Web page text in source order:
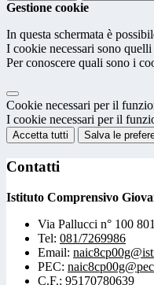
Gestione cookie
In questa schermata è
I cookie necessari sono
Per conoscere quali sono i
Cookie necessari per il
I cookie necessari per il
Accetta tutti Salva le
Contatti
Istituto Comprensivo
Via Pallucci n° 100
Tel: 081/7269986
Email:
PEC:
C.F.: 95170780639